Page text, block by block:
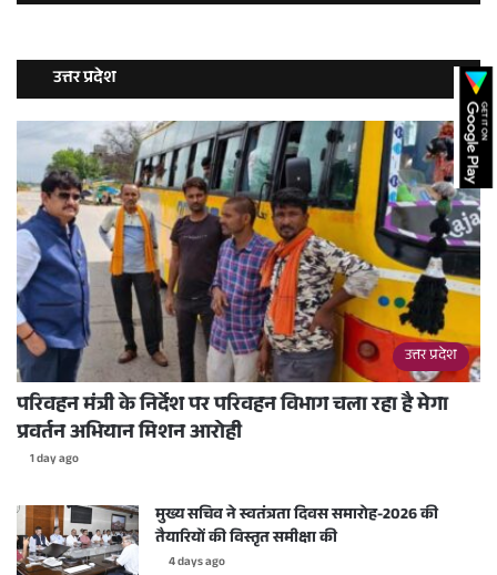
उत्तर प्रदेश
उत्तर प्रदेश
परिवहन मंत्री के निर्देश पर परिवहन विभाग चला रहा है मेगा
प्रवर्तन अभियान मिशन आरोही
1 day ago
मुख्य सचिव ने स्वतंत्रता दिवस समारोह-2026 की
तैयारियों की विस्तृत समीक्षा की
4 days ago